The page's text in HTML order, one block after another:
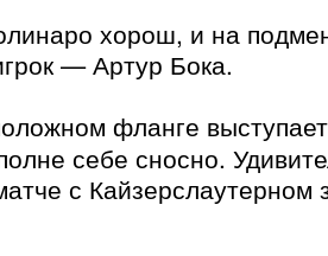
хорош, и на
— Артур Бока.
фланге
себе сносно.
с Кайзерслаутерном